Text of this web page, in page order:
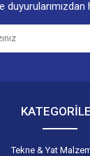
Gönder
Tekne & Yat